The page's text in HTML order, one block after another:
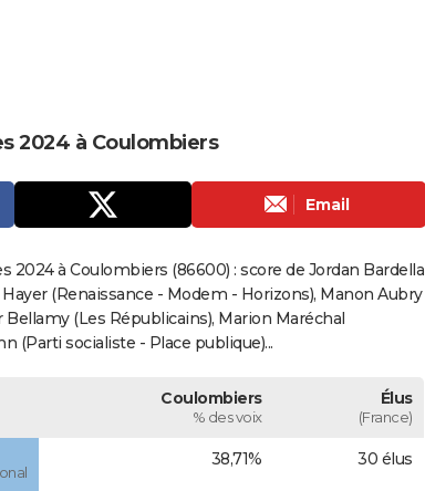
2024 à Coulombiers
Email
2024 à Coulombiers (86600) : score de Jordan Bardella
(Renaissance - Modem - Horizons), Manon Aubry
Bellamy (Les Républicains), Marion Maréchal
(Parti socialiste - Place publique)...
Coulombiers
% des voix
Élus
(France)
38,71% 30 élus